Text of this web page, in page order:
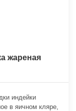
жареная
индейки
в яичном кляре,